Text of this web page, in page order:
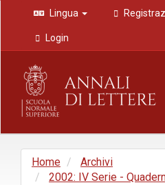
Navigazione
principale
Contenuto
principale
Barra
laterale
Lingua
Login
Home
Archivi
2002: IV Serie -